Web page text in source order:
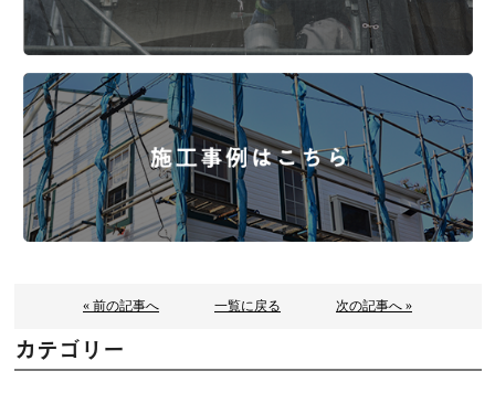
« 前の記事へ 一覧に戻る 次の記事へ »
カテゴリー